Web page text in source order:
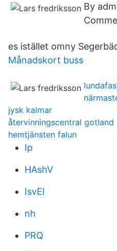
By
es istället omny
Månadskort buss
jysk kalmar
återvinningscentral gotland
hemtjänsten falun
Ip
HAshV
IsvEl
nh
PRQ